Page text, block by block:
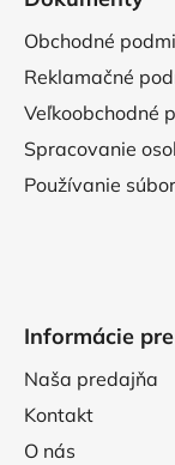
Obchodné
Reklamačné
Veľkoobchodné
Spracovanie
Používanie
Informácie
Naša predajňa
Kontakt
O nás